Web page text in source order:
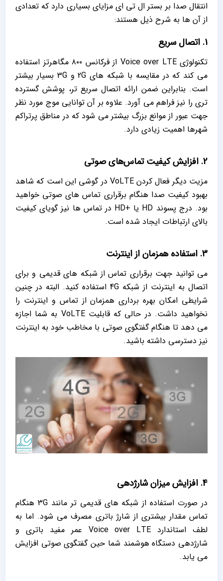
انتقال صدا بر بستر ال‌ تی ‌ای مزایای بسیاری دارد که تعدادی
از آن ها به شرح ذیل هستند:
1. اتصال سریع
تکنولوژی Voice over LTE از فرکانس ۸۰۰ مگاهرتز استفاده
می‌‌ کند که در مقایسه با شبکه‌ های 2G و 3G بسیار بیشتر
است. بنابراین ضمن ارائه اتصال سریع‌‌ تر، پوشش گسترده
‌تری را نیز فراهم می ‌آورد. علاوه بر آن توانایی موج مورد نظر
جهت عبور از موانع بزرگ بیشتر می ‌شود که در مناطق پرتراکم
شهرها اهمیت زیادی دارد.
2. افزایش کیفیت تماس‌‌های صوتی
مزیت دیگر فعال کردن VoLTE در گوشی این است که شاهد
بهبود کیفیت صدا هنگام برقراری تماس‌ های صوتی خواهید
بود. درج پسوند HD یا +HD در تماس‌ ها نیز گویای کیفیت
بالای ارتباطات ایجاد شده است.
3. استفاده همزمان از اینترنت
می توانید جهت برقراری تماس از شبکه‌ های قدیمی و برای
اتصال به اینترنت از شبکه 4G استفاده کنید. البته در چنین
شرایطی امکان بهره‌ برداری همزمان از تماس و اینترنت را
نخواهید داشت. در حالی که قابلیت VoLTE به شما اجازه
می‌ دهد تا هنگام گفتگوی صوتی با مخاطب خود به اینترنت
نیز دسترسی داشته باشید.
4. افزایش میزان شارژدهی
در صورت استفاده از شبکه‌ های قدیمی تر مانند 3G هنگام
تماس مقدار بیشتری از شارژ باتری مصرف می‌ شود‌. اما به
لطف استاندارد Voice over LTE عمر مفید باتری و
شارژدهی دستگاه هوشمند شما حین گفتگوی صوتی افزایش
می ‌یابد.